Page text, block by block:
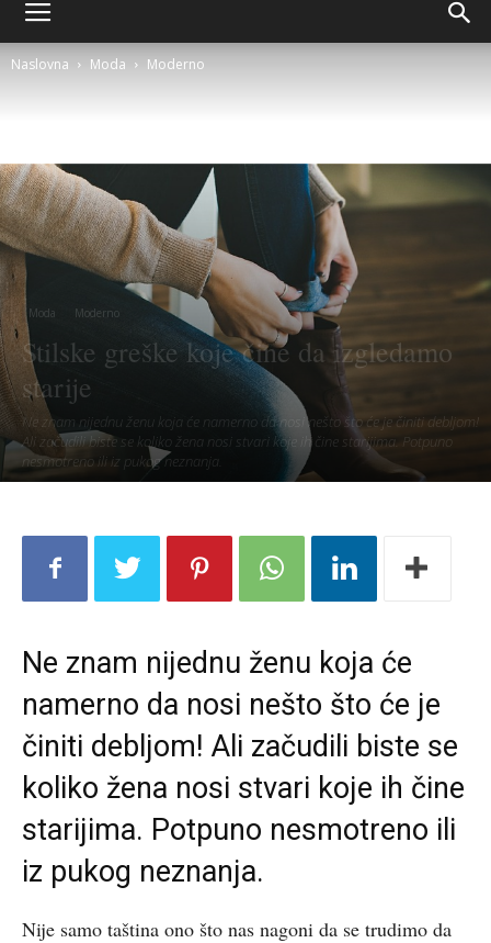
Naslovna Moda Moderno
Moda Moderno
Stilske greške koje čine da izgledamo
starije
Ne znam nijednu ženu koja će namerno da nosi nešto što će je činiti debljom!
Ali začudili biste se koliko žena nosi stvari koje ih čine starijima. Potpuno
nesmotreno ili iz pukog neznanja.
Ne znam nijednu ženu koja će
namerno da nosi nešto što će je
činiti debljom! Ali začudili biste se
koliko žena nosi stvari koje ih čine
starijima. Potpuno nesmotreno ili
iz pukog neznanja.
Nije samo taština ono što nas nagoni da se trudimo da